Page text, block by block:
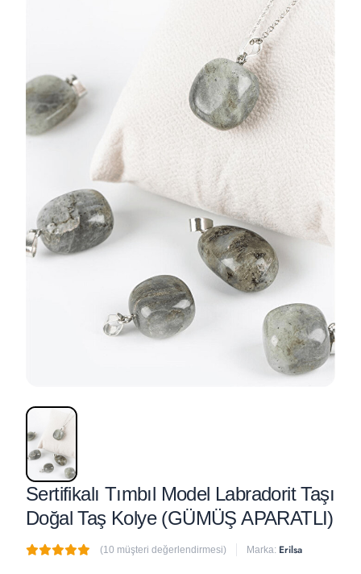
Sertifikalı Tımbıl Model Labradorit Taşı
Doğal Taş Kolye (GÜMÜŞ APARATLI)
(10 müşteri değerlendirmesi) Marka: Erilsa